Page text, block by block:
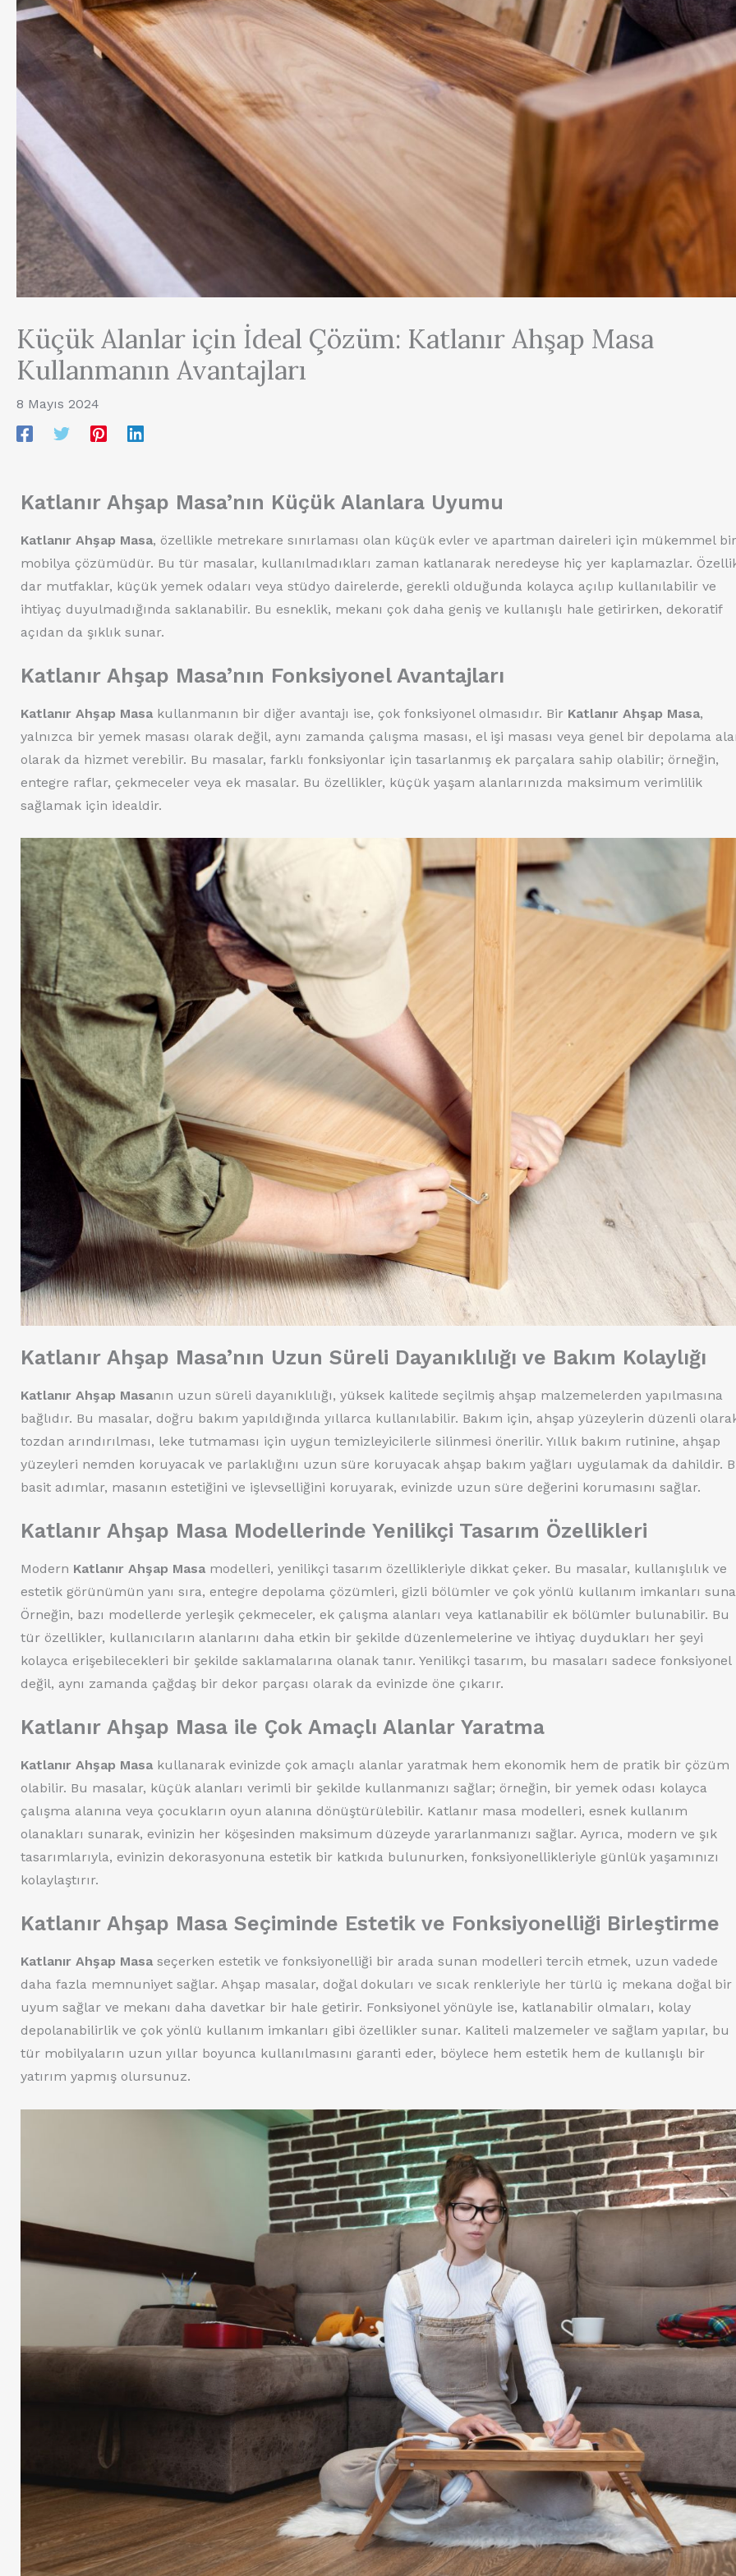
Küçük Alanlar için İdeal Çözüm: Katlanır Ahşap Masa
Kullanmanın Avantajları
8 Mayıs 2024
Katlanır Ahşap Masa’nın Küçük Alanlara Uyumu
Katlanır Ahşap Masa, özellikle metrekare sınırlaması olan küçük evler ve apartman daireleri için mükemmel bir
mobilya çözümüdür. Bu tür masalar, kullanılmadıkları zaman katlanarak neredeyse hiç yer kaplamazlar.
dar mutfaklar, küçük yemek odaları veya stüdyo dairelerde, gerekli olduğunda kolayca açılıp kullanılabilir ve
ihtiyaç duyulmadığında saklanabilir. Bu esneklik, mekanı çok daha geniş ve kullanışlı hale getirirken, dekoratif
açıdan da şıklık sunar.
Katlanır Ahşap Masa’nın Fonksiyonel Avantajları
Katlanır Ahşap Masa kullanmanın bir diğer avantajı ise, çok fonksiyonel olmasıdır. Bir Katlanır Ahşap Masa,
yalnızca bir yemek masası olarak değil, aynı zamanda çalışma masası, el işi masası veya genel bir depolama
olarak da hizmet verebilir. Bu masalar, farklı fonksiyonlar için tasarlanmış ek parçalara sahip olabilir; örneğin,
entegre raflar, çekmeceler veya ek masalar. Bu özellikler, küçük yaşam alanlarınızda maksimum verimlilik
sağlamak için idealdir.
Katlanır Ahşap Masa’nın Uzun Süreli Dayanıklılığı ve Bakım Kolaylığı
Katlanır Ahşap Masanın uzun süreli dayanıklılığı, yüksek kalitede seçilmiş ahşap malzemelerden yapılmasına
bağlıdır. Bu masalar, doğru bakım yapıldığında yıllarca kullanılabilir. Bakım için, ahşap yüzeylerin düzenli
tozdan arındırılması, leke tutmaması için uygun temizleyicilerle silinmesi önerilir. Yıllık bakım rutinine, ahşap
yüzeyleri nemden koruyacak ve parlaklığını uzun süre koruyacak ahşap bakım yağları uygulamak da dahildir.
basit adımlar, masanın estetiğini ve işlevselliğini koruyarak, evinizde uzun süre değerini korumasını sağlar.
Katlanır Ahşap Masa Modellerinde Yenilikçi Tasarım Özellikleri
Modern Katlanır Ahşap Masa modelleri, yenilikçi tasarım özellikleriyle dikkat çeker. Bu masalar, kullanışlılık ve
estetik görünümün yanı sıra, entegre depolama çözümleri, gizli bölümler ve çok yönlü kullanım imkanları
Örneğin, bazı modellerde yerleşik çekmeceler, ek çalışma alanları veya katlanabilir ek bölümler bulunabilir. Bu
tür özellikler, kullanıcıların alanlarını daha etkin bir şekilde düzenlemelerine ve ihtiyaç duydukları her şeyi
kolayca erişebilecekleri bir şekilde saklamalarına olanak tanır. Yenilikçi tasarım, bu masaları sadece fonksiyonel
değil, aynı zamanda çağdaş bir dekor parçası olarak da evinizde öne çıkarır.
Katlanır Ahşap Masa ile Çok Amaçlı Alanlar Yaratma
Katlanır Ahşap Masa kullanarak evinizde çok amaçlı alanlar yaratmak hem ekonomik hem de pratik bir çözüm
olabilir. Bu masalar, küçük alanları verimli bir şekilde kullanmanızı sağlar; örneğin, bir yemek odası kolayca
çalışma alanına veya çocukların oyun alanına dönüştürülebilir. Katlanır masa modelleri, esnek kullanım
olanakları sunarak, evinizin her köşesinden maksimum düzeyde yararlanmanızı sağlar. Ayrıca, modern ve şık
tasarımlarıyla, evinizin dekorasyonuna estetik bir katkıda bulunurken, fonksiyonellikleriyle günlük yaşamınızı
kolaylaştırır.
Katlanır Ahşap Masa Seçiminde Estetik ve Fonksiyonelliği Birleştirme
Katlanır Ahşap Masa seçerken estetik ve fonksiyonelliği bir arada sunan modelleri tercih etmek, uzun vadede
daha fazla memnuniyet sağlar. Ahşap masalar, doğal dokuları ve sıcak renkleriyle her türlü iç mekana doğal bir
uyum sağlar ve mekanı daha davetkar bir hale getirir. Fonksiyonel yönüyle ise, katlanabilir olmaları, kolay
depolanabilirlik ve çok yönlü kullanım imkanları gibi özellikler sunar. Kaliteli malzemeler ve sağlam yapılar, bu
tür mobilyaların uzun yıllar boyunca kullanılmasını garanti eder, böylece hem estetik hem de kullanışlı bir
yatırım yapmış olursunuz.